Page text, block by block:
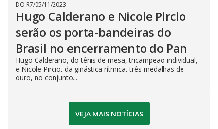
DO R7/05/11/2023
Hugo Calderano e Nicole Pircio
serão os porta-bandeiras do
Brasil no encerramento do Pan
Hugo Calderano, do tênis de mesa, tricampeão individual,
e Nicole Pircio, da ginástica rítmica, três medalhas de
ouro, no conjunto...
VEJA MAIS NOTÍCIAS